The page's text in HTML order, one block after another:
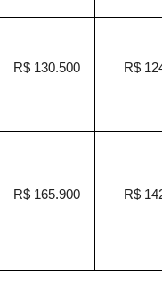
R$ 130.500 R$
R$ 165.900 R$